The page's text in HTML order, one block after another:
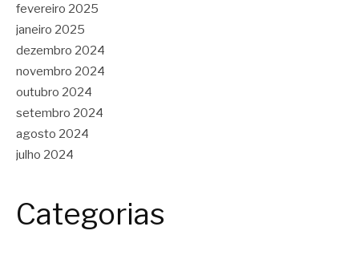
fevereiro 2025
janeiro 2025
dezembro 2024
novembro 2024
outubro 2024
setembro 2024
agosto 2024
julho 2024
Categorias